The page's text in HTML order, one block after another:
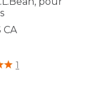
CA
des clients
1